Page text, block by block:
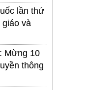
lần thứ
giáo và
Mừng 10
thông